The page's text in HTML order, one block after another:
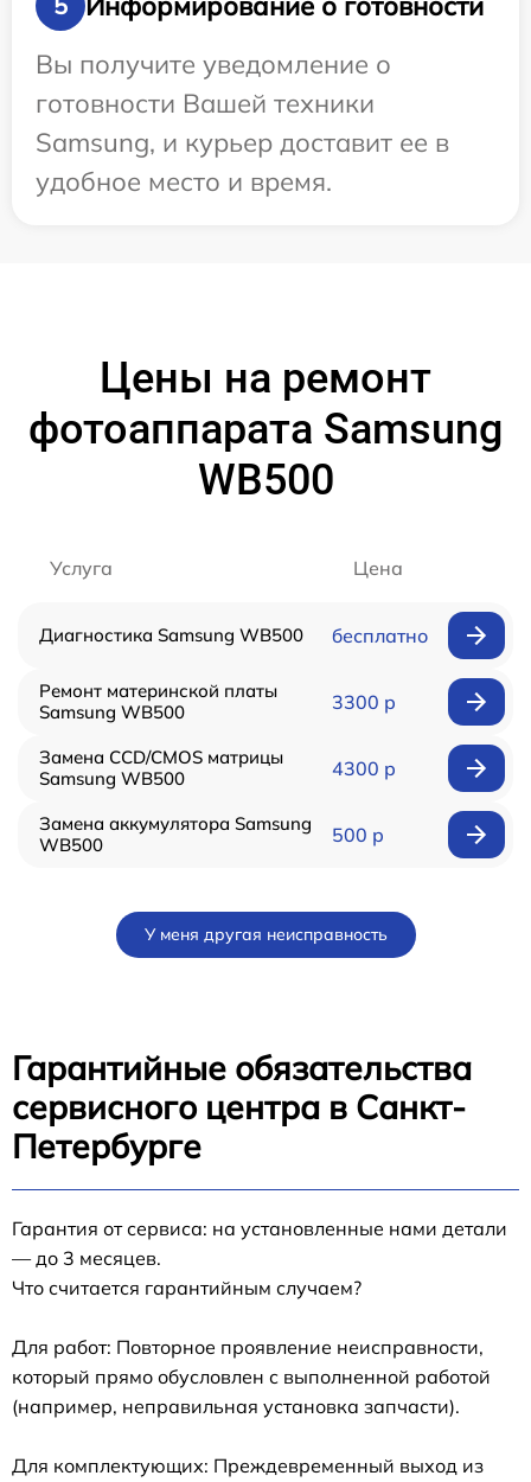
Вы получите уведомление о
готовности Вашей техники
Samsung, и курьер доставит ее в
удобное место и время.
Цены на ремонт
фотоаппарата Samsung
WB500
Услуга Цена
Диагностика Samsung WB500 бесплатно
Ремонт материнской платы
Samsung WB500
3300 р
Замена CCD/CMOS матрицы
Samsung WB500
4300 р
Замена аккумулятора Samsung
WB500
500 р
У меня другая неисправность
Гарантийные обязательства
сервисного центра в Санкт-
Петербурге
Гарантия от сервиса: на установленные нами детали
— до 3 месяцев.
Что считается гарантийным случаем?
Для работ: Повторное проявление неисправности,
который прямо обусловлен с выполненной работой
(например, неправильная установка запчасти).
Для комплектующих: Преждевременный выход из